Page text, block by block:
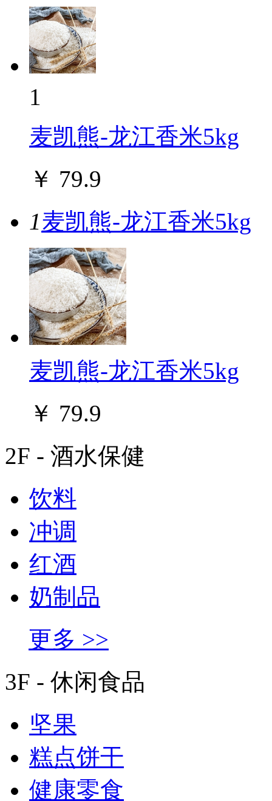
1
麦凯熊-龙江香米5kg
￥ 79.9
1麦凯熊-龙江香米5kg
麦凯熊-龙江香米5kg
￥ 79.9
2F - 酒水保健
饮料
冲调
红酒
奶制品
更多 >>
3F - 休闲食品
坚果
糕点饼干
健康零食